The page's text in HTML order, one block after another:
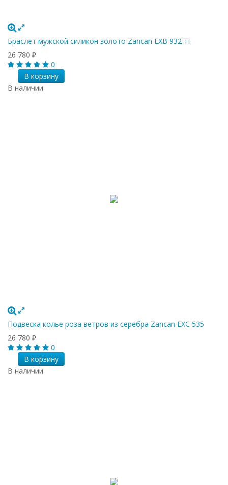
Браслет мужской силикон золото Zancan EXB 932 Ti
26 780 ₽
0
В корзину
В наличии
Подвеска колье роза ветров из серебра Zancan EXC 535
26 780 ₽
0
В корзину
В наличии